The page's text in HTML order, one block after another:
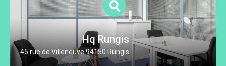
Hq Rungis
45 rue de Villeneuve 94150 Rungis